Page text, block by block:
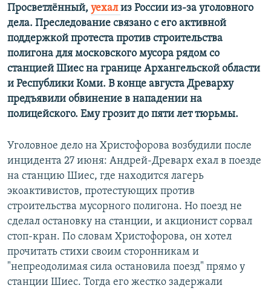
Просветлённый, уехализ России из-за уголовного
дела. Преследование связано с его активной
поддержкой протеста против строительства
полигона для московского мусора рядом со
станцией Шиес на границе Архангельской области
и Республики Коми. В конце августа Древарху
предъявили обвинение в нападении на
полицейского. Ему грозит до пяти лет тюрьмы.
Уголовное дело на Христофорова возбудили после
инцидента 27 июня: Андрей-Древарх ехал в поезде
на станцию Шиес, где находится лагерь
экоактивистов, протестующих против
строительства мусорного полигона. Но поезд не
сделал остановку на станции, и акционист сорвал
стоп-кран. По словам Христофорова, он хотел
прочитать стихи своим сторонникам и
"непреодолимая сила остановила поезд" прямо у
станции Шиес. Тогда его жестко задержали